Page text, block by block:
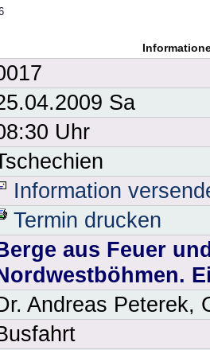
Sa
Uhr
Information
Termin drucken
aus Feuer
Andreas Peterek,